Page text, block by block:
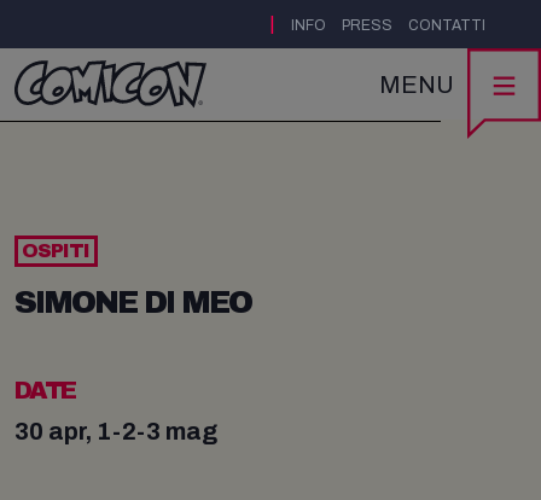
INFO PRESS CONTATTI
MENU
OSPITI
SIMONE DI MEO
DATE
30 apr, 1-2-3 mag